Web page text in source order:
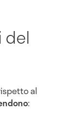
del
al
: